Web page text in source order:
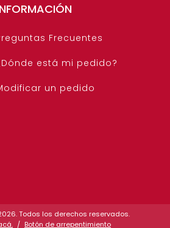
Frecuentes
está mi pedido?
un pedido
Todos los derechos reservados.
/ Botón de arrepentimiento